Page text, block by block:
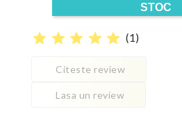
STOC
star star star star star (1)
Citeste review
Lasa un review